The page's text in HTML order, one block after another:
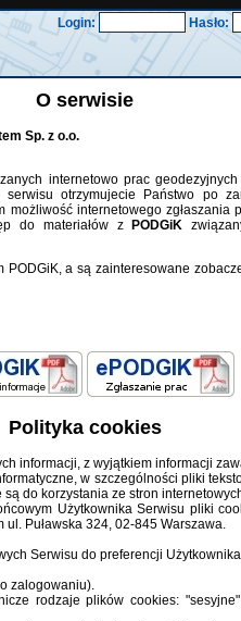
Login: Hasło:
O serwisie
Sp. z o.o.
internetowo prac
otrzymujecie Państwo po
możliwość internetowego
do materiałów z
PODGiK
PODGiK, a są zainteresowane
Polityka cookies
informacji, z wyjątkiem informacji
w szczególności pliki
do korzystania ze stron
Użytkownika Serwisu pliki
Puławska 324, 02-845 Warszawa.
Serwisu do preferencji
zalogowaniu).
rodzaje plików cookies: